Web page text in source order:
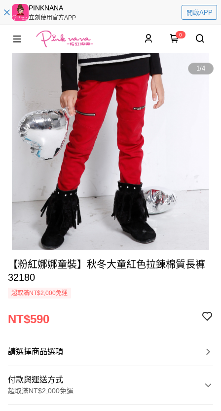
PINKNANA
立刻使用官方APP
開啟APP
0
1/4
【粉紅娜娜童裝】秋冬大童紅色拉鍊棉質長褲
32180
超取滿NT$2,000免運
NT$590
請選擇商品選項
付款與運送方式
超取滿NT$2,000免運